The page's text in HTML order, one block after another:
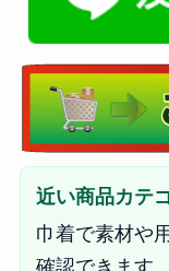
近い商品カテ
巾着で素材や
確認できます。